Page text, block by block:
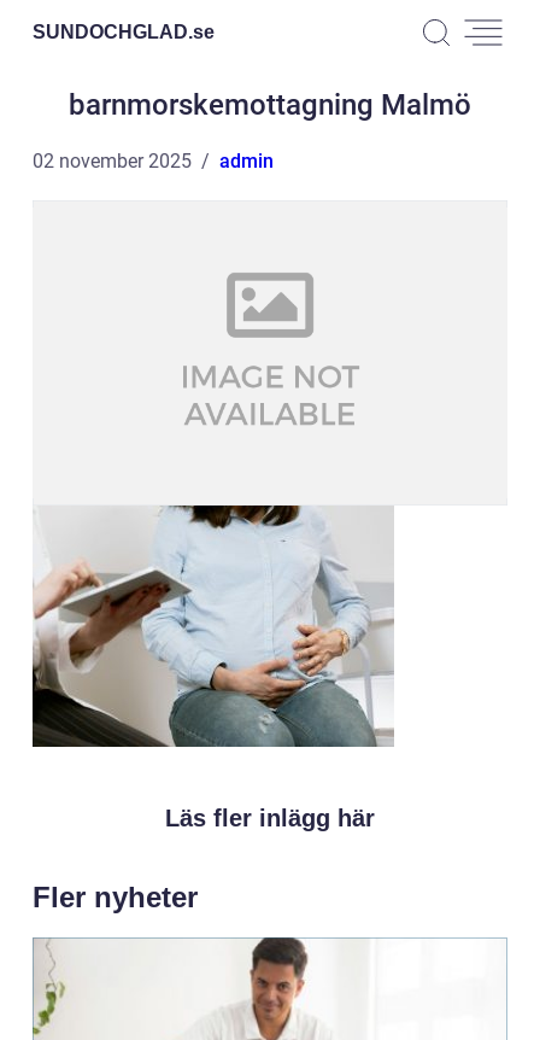
SUNDOCHGLAD.se
barnmorskemottagning Malmö
02 november 2025 admin
Läs fler inlägg här
Fler nyheter